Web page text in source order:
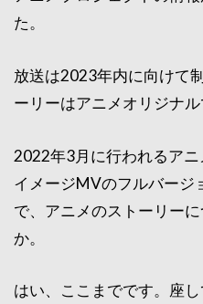
た。
放送は2023年内に向けて
ーリーはアニメオリジナル
2022年3月に行われるア
イメージMVのフルバージ
で、アニメのストーリー
か。
はい、ここまでです。座し